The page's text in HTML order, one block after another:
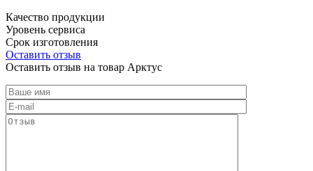
Качество продукции
Уровень сервиса
Срок изготовления
Оставить отзыв
Оставить отзыв на товар Арктус